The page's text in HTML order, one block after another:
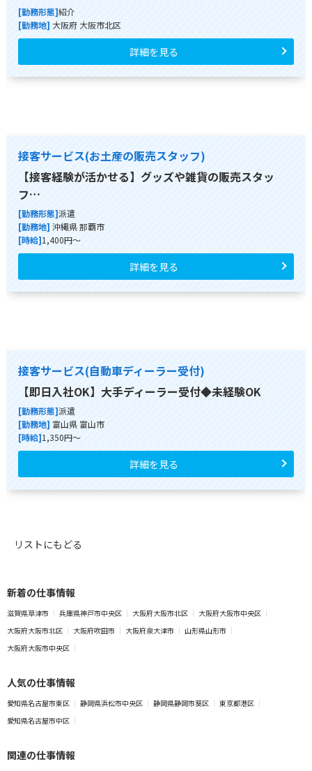
[勤務形態]紹介
[勤務地] 大阪府 大阪市北区
詳細を見る
接客サービス(お土産の販売スタッフ)
【接客経験が活かせる】グッズや雑貨の販売スタッ
フ…
[勤務形態]派遣
[勤務地] 沖縄県 那覇市
[時給]1,400円～
詳細を見る
接客サービス(自動車ディーラー受付)
【即日入社OK】大手ディーラー受付◆未経験OK
[勤務形態]派遣
[勤務地] 富山県 富山市
[時給]1,350円～
詳細を見る
リストにもどる
新着の仕事情報
滋賀県草津市 兵庫県神戸市中央区 大阪府大阪市北区
大阪府大阪市中央区
大阪府大阪市北区
大阪府吹田市 大阪府泉大津市
山形県山形市
大阪府大阪市中央区
人気の仕事情報
愛知県名古屋市東区 静岡県浜松市中央区 静岡県静岡市葵区
東京都港区
愛知県名古屋市中区
関連の仕事情報